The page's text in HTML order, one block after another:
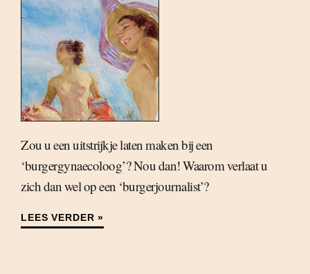
Zou u een uitstrijkje laten maken bij een
‘burgergynaecoloog’? Nou dan! Waarom verlaat u
zich dan wel op een ‘burgerjournalist’?
LEES VERDER »